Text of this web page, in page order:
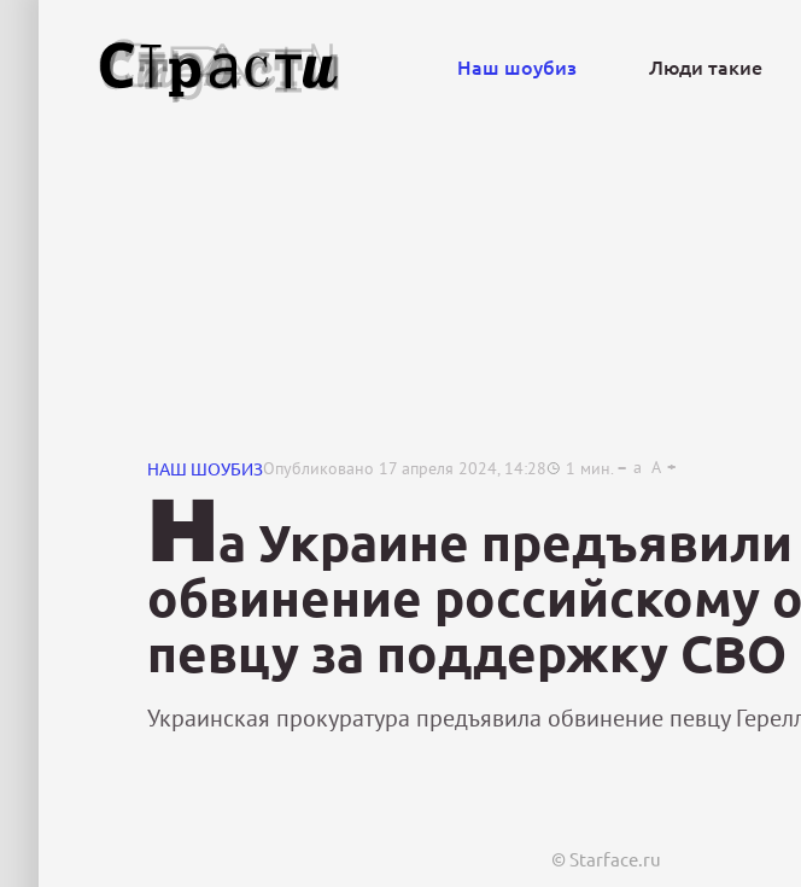
Наш шоубиз Люди такие
НАШ ШОУБИЗОпубликовано 17 апреля 2024, 14:28 1 мин. a A
На Украине предъявили
обвинение российскому
певцу за поддержку СВО
Украинская прокуратура предъявила обвинение певцу
© Starface.ru